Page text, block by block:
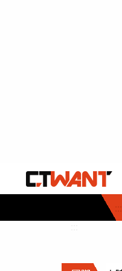
:::
社會首頁
時事
調查